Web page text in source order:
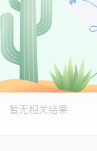
暂无相关结果